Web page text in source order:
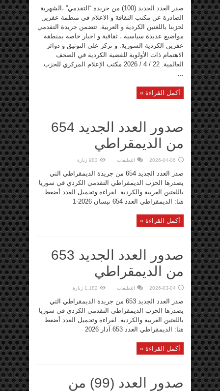
(100)
من
جريدة
التقدمي
مغلقة
صدر العدد الجديد (100) من جريدة “التقدمي” ،الشهرية
الصادرة عن مكتب الثقافة و الاعلام في منظمة عفرين
لحزبنا باللغتين الكردية و العربية. تتضمن جريدة التقدمي
مواضيع عديدة سياسية ، ثقافية و اخبار خاصة بمنطقة
عفرين الكردية السورية. و تركز على التوثيق و دوائر
الاهتمام ذات الأولوية للقضية الكردية في الصحف
العالمية. 22 / 4 / 2026 مكتب الإعلام المركزي للحزب
...
أكمل القراءة »
صدور العدد الجديد 654
من الديمقراطي
2026-04-06 التعليقات
الجديد
654
من
الديمقراطي
مغلقة
983 زيارة
صدر العدد الجديد 654 من جريدة الديمقراطي التي
يصدرها الحزب الديمقراطي التقدمي الكردي في سوريا
باللغتين العربية والكردية. لقراءة وتحميل العدد أضغط
هنا: الديمقراطي العدد 654 نيسان 2026-1
أكمل القراءة »
صدور العدد الجديد 653
من الديمقراطي
2026-03-04 التعليقات
الجديد
653
من
الديمقراطي
مغلقة
1,182 زيارة
صدر العدد الجديد 653 من جريدة الديمقراطي التي
يصدرها الحزب الديمقراطي التقدمي الكردي في سوريا
باللغتين العربية والكردية. لقراءة وتحميل العدد أضغط
هنا: الديمقراطي العدد 653 آذار 2026
أكمل القراءة »
صدور العدد (99) من